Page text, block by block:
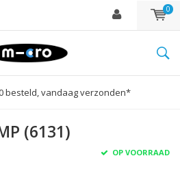
0
besteld, vandaag verzonden*
(6131)
OP VOORRAAD